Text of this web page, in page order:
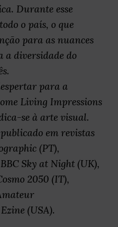
Durante esse
o país, o que
para as nuances
a diversidade do
para a
Living Impressions
se à arte visual.
em revistas
(PT),
Sky at Night (UK),
2050 (IT),
(USA).